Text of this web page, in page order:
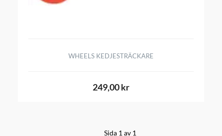
WHEELS KEDJESTRÄCKARE
249,00 kr
Sida 1 av 1